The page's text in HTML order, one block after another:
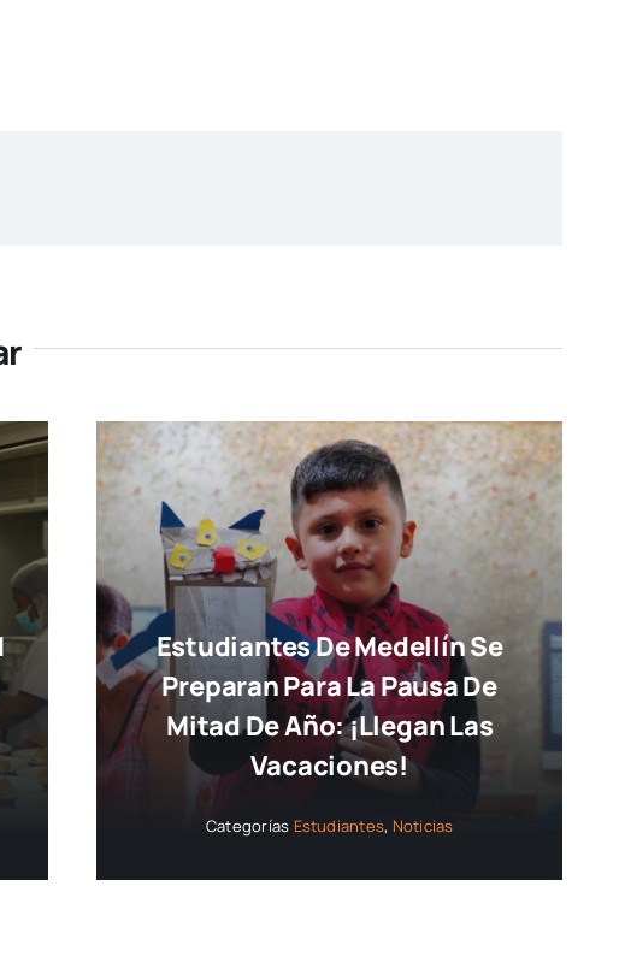
Estudiantes De Medellín Se
Preparan Para La Pausa De
Mitad De Año: ¡llegan Las
Vacaciones!
Categorías Estudiantes, Noticias